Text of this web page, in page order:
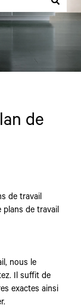
est vide.
de
de travail
de travail
nous le
Il suffit de
exactes ainsi